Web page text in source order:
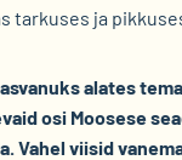
tarkuses ja
alates
osi Moosese
Vahel viisid